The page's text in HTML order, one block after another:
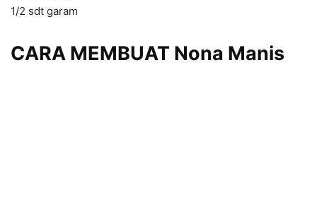
1/2 sdt garam
CARA MEMBUAT Nona Manis